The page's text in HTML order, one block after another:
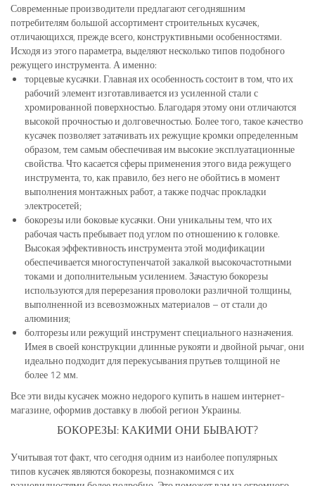
Современные производители предлагают сегодняшним
потребителям большой ассортимент строительных кусачек,
отличающихся, прежде всего, конструктивными особенностями.
Исходя из этого параметра, выделяют несколько типов подобного
режущего инструмента. А именно:
торцевые кусачки. Главная их особенность состоит в том, что их
рабочий элемент изготавливается из усиленной стали с
хромированной поверхностью. Благодаря этому они отличаются
высокой прочностью и долговечностью. Более того, такое качество
кусачек позволяет затачивать их режущие кромки определенным
образом, тем самым обеспечивая им высокие эксплуатационные
свойства. Что касается сферы применения этого вида режущего
инструмента, то, как правило, без него не обойтись в момент
выполнения монтажных работ, а также подчас прокладки
электросетей;
бокорезы или боковые кусачки. Они уникальны тем, что их
рабочая часть пребывает под углом по отношению к головке.
Высокая эффективность инструмента этой модификации
обеспечивается многоступенчатой закалкой высокочастотными
токами и дополнительным усилением. Зачастую бокорезы
используются для перерезания проволоки различной толщины,
выполненной из всевозможных материалов – от стали до
алюминия;
болторезы или режущий инструмент специального назначения.
Имея в своей конструкции длинные рукояти и двойной рычаг, они
идеально подходит для перекусывания прутьев толщиной не
более 12 мм.
Все эти виды кусачек можно недорого купить в нашем интернет-
магазине, оформив доставку в любой регион Украины.
БОКОРЕЗЫ: КАКИМИ ОНИ БЫВАЮТ?
Учитывая тот факт, что сегодня одним из наиболее популярных
типов кусачек являются бокорезы, познакомимся с их